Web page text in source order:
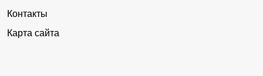
Контакты
Карта сайта